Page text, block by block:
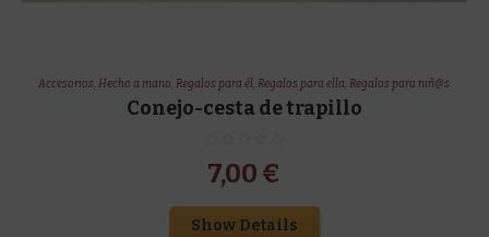
Accesorios,Hecho a mano,Regalos para él,Regalos para ella,Regalos para niñ@s
Conejo-cesta de trapillo
7,00 €
Show Details